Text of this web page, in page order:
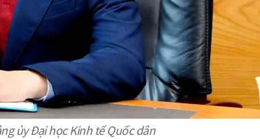
ủy Đại học Kinh tế Quốc dân